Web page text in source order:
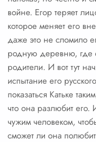
войне. Егор теряет
которое меняет его
даже это не сломило
родную деревню, где
родители. И вот тут
испытание его
показаться Катьке
что она разлюбит его.
чужим человеком,
сможет ли она